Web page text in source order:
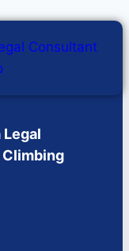
Legal